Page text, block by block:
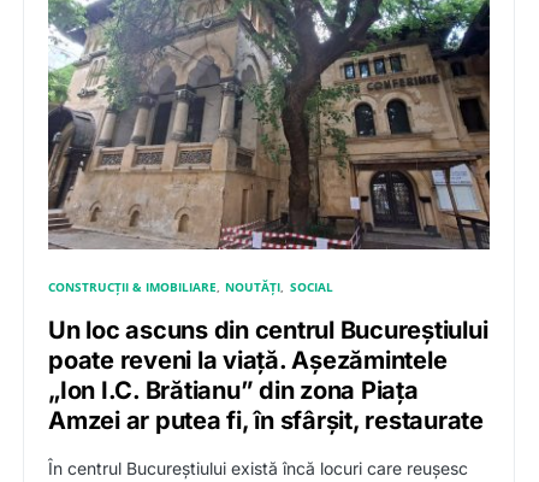
CONSTRUCȚII & IMOBILIARE NOUTĂȚI SOCIAL
Un loc ascuns din centrul Bucureștiului
poate reveni la viață. Așezămintele
„Ion I.C. Brătianu” din zona Piața
Amzei ar putea fi, în sfârșit, restaurate
În centrul Bucureștiului există încă locuri care reușesc